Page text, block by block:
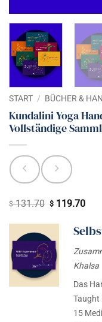
START / BÜCHER &
Kundalini Yoga
Vollständige
$131.70 Ursprünglicher
$ 131.70
$119.70
ist:
Khalsa
Das
Taught
15